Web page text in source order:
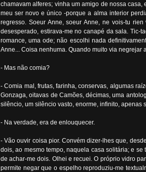
chamavam alferes; vinha um amigo de nossa
meu ser novo e único -porque a alma interior
regresso. Soeur Anne, soeur Anne, ne vois-tu
desesperado, estirava-me no canapé da sala. Tic-
romance, uma ode; não escolhi nada
Anne... Coisa nenhuma. Quando muito via negrejar
- Mas não comia?
- Comia mal, frutas, farinha, conservas, algumas
Gonzaga, oitavas de Camões, décimas, uma
silêncio, um silêncio vasto, enorme, infinito, apenas
- Na verdade, era de enlouquecer.
- Vão ouvir coisa pior. Convém dizer-lhes que,
dois, ao mesmo tempo, naquela casa solitária; e
de achar-me dois. Olhei e recuei. O próprio vidro
permite negar que o espelho reproduziu-me